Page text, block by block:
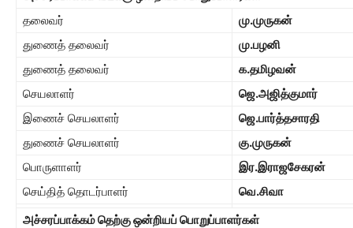
தலைவர்
மு.முருகன்
துணைத் தலைவர்
மு.பழனி
துணைத் தலைவர்
க.தமிழவன்
செயலாளர்
ஜெ.அஜித்குமார்
இணைச் செயலாளர்
ஜெ.பார்த்தசாரதி
துணைச் செயலாளர்
கு.முருகன்
பொருளாளர்
இர.இராஜசேகரன்
செய்தித் தொடர்பாளர்
வெ.சிவா
அச்சரப்பாக்கம் தெற்கு ஒன்றியப் பொறுப்பாளர்கள்